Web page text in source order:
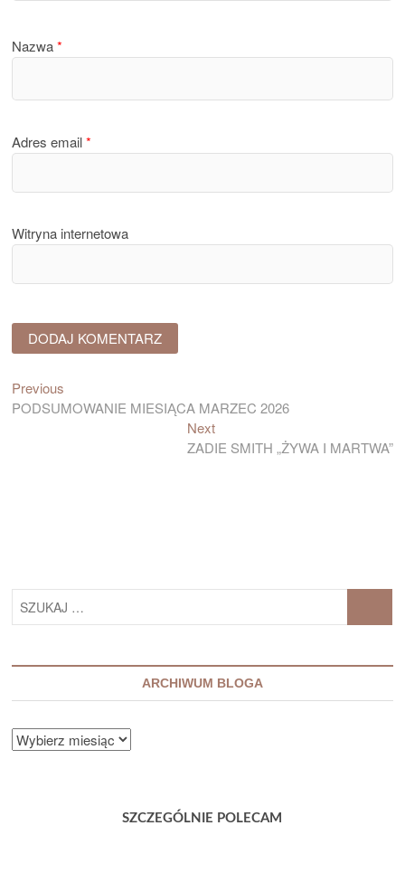
Nazwa*
Adres email*
Witryna internetowa
Nawigacja
wpisu
Previous
post:
PODSUMOWANIE MIESIĄCA MARZEC 2026
NextNext
post:
ZADIE SMITH „ŻYWA I MARTWA”
ARCHIWUM BLOGA
ARCHIWUM
BLOGA
SZCZEGÓLNIE POLECAM